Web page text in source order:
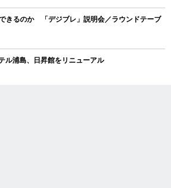
きるのか 「デジブレ」説明会／ラウンドテーブ
浦島、日昇館をリニューアル